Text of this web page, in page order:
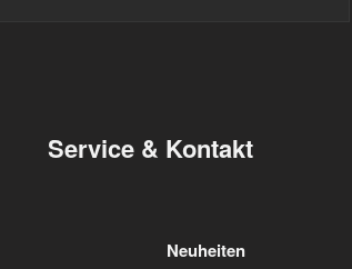
Service & Kontakt
Neuheiten